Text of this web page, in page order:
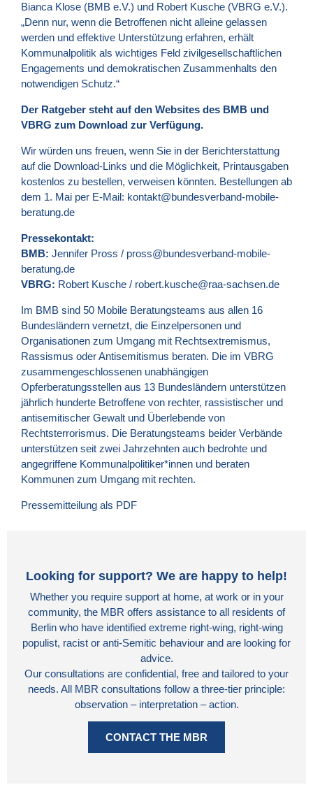
Bianca Klose (BMB e.V.) und Robert Kusche (VBRG e.V.).
„Denn nur, wenn die Betroffenen nicht alleine gelassen
werden und effektive Unterstützung erfahren, erhält
Kommunalpolitik als wichtiges Feld zivilgesellschaftlichen
Engagements und demokratischen Zusammenhalts den
notwendigen Schutz.“
Der Ratgeber steht auf den Websites des BMB und
VBRG zum Download zur Verfügung.
Wir würden uns freuen, wenn Sie in der Berichterstattung
auf die Download-Links und die Möglichkeit, Printausgaben
kostenlos zu bestellen, verweisen könnten. Bestellungen ab
dem 1. Mai per E-Mail: kontakt@bundesverband-mobile-
beratung.de
Pressekontakt:
BMB: Jennifer Pross / pross@bundesverband-mobile-
beratung.de
VBRG: Robert Kusche / robert.kusche@raa-sachsen.de
Im BMB sind 50 Mobile Beratungsteams aus allen 16
Bundesländern vernetzt, die Einzelpersonen und
Organisationen zum Umgang mit Rechtsextremismus,
Rassismus oder Antisemitismus beraten. Die im VBRG
zusammengeschlossenen unabhängigen
Opferberatungsstellen aus 13 Bundesländern unterstützen
jährlich hunderte Betroffene von rechter, rassistischer und
antisemitischer Gewalt und Überlebende von
Rechtsterrorismus. Die Beratungsteams beider Verbände
unterstützen seit zwei Jahrzehnten auch bedrohte und
angegriffene Kommunalpolitiker*innen und beraten
Kommunen zum Umgang mit rechten.
Pressemitteilung als PDF
Looking for support? We are happy to help!
Whether you require support at home, at work or in your
community, the MBR offers assistance to all residents of
Berlin who have identified extreme right-wing, right-wing
populist, racist or anti-Semitic behaviour and are looking for
advice.
Our consultations are confidential, free and tailored to your
needs. All MBR consultations follow a three-tier principle:
observation – interpretation – action.
CONTACT THE MBR